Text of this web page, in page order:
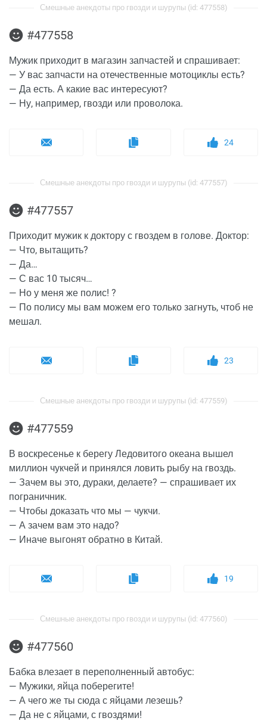
Смешные анекдоты про гвозди и шурупы (id: 477558)
#477558
Мужик приходит в магазин запчастей и спрашивает:
— У вас запчасти на отечественные мотоциклы есть?
— Да есть. А какие вас интересуют?
— Ну, например, гвозди или проволока.
24
Смешные анекдоты про гвозди и шурупы (id: 477557)
#477557
Приходит мужик к доктору с гвоздем в голове. Доктор:
— Что, вытащить?
— Да…
— С вас 10 тысяч…
— Но у меня же полис! ?
— По полису мы вам можем его только загнуть, чтоб не
мешал.
23
Смешные анекдоты про гвозди и шурупы (id: 477559)
#477559
В воскресенье к берегу Ледовитого океана вышел
миллион чукчей и принялся ловить рыбу на гвоздь.
— Зачем вы это, дураки, делаете? — спрашивает их
пограничник.
— Чтобы доказать что мы — чукчи.
— А зачем вам это надо?
— Иначе выгонят обратно в Китай.
19
Смешные анекдоты про гвозди и шурупы (id: 477560)
#477560
Бабка влезает в переполненный автобус:
— Мужики, яйца поберегите!
— А чего же ты сюда с яйцами лезешь?
— Да не с яйцами, с гвоздями!